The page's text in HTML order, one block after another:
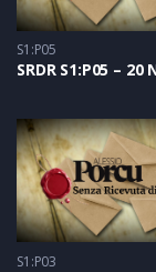
S1:P05
S1:P03